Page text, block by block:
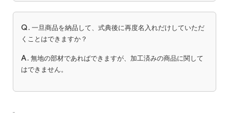
Q. 一旦商品を納品して、式典後に再度名入れだけしていただ
くことはできますか？
A. 無地の部材であればできますが、加工済みの商品に関して
はできません。